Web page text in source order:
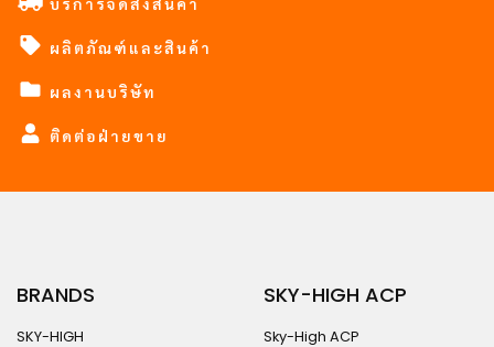
ผลิตภัณฑ์และสินค้า
ผลงานบริษัท
ติดต่อฝ่ายขาย
BRANDS
SKY-HIGH
SKY-HIGH ACP
Sky-High ACP